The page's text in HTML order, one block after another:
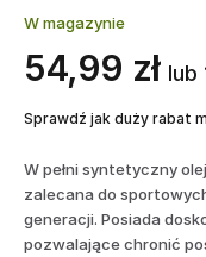
W magazynie
54,99 zł lub
Sprawdź jak duży rabat
W pełni syntetyczny
zalecana do
generacji. Posiada
pozwalające chronić